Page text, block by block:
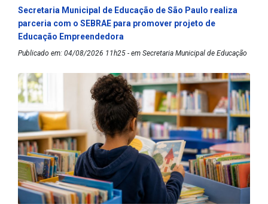
Secretaria Municipal de Educação de São Paulo realiza
parceria com o SEBRAE para promover projeto de
Educação Empreendedora
Publicado em: 04/08/2026 11h25 - em Secretaria Municipal de Educação